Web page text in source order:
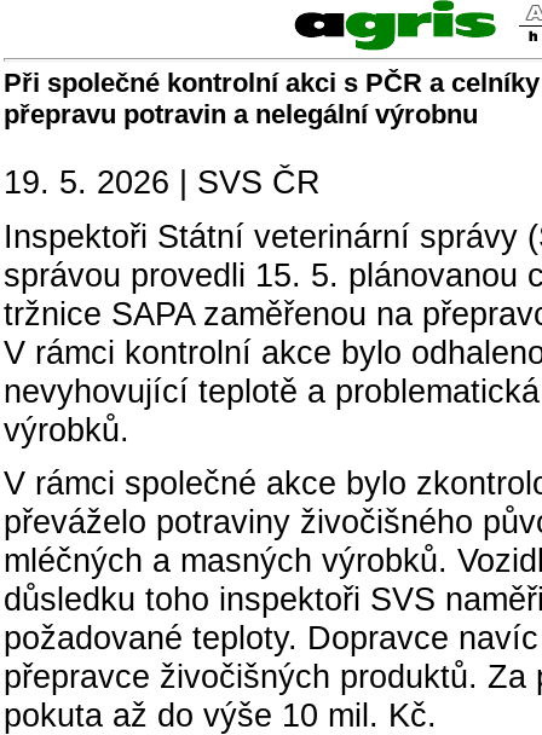
Při společné kontrolní akci s PČR a
přepravu potravin a nelegální výrobnu
19. 5. 2026 | SVS ČR
Inspektoři Státní veterinární správy
správou provedli 15. 5. plánovanou
tržnice SAPA zaměřenou na
V rámci kontrolní akce bylo
nevyhovující teplotě a
výrobků.
V rámci společné akce bylo
převáželo potraviny živočišného
mléčných a masných výrobků.
důsledku toho inspektoři SVS
požadované teploty. Dopravce
přepravce živočišných produktů.
pokuta až do výše 10 mil. Kč.